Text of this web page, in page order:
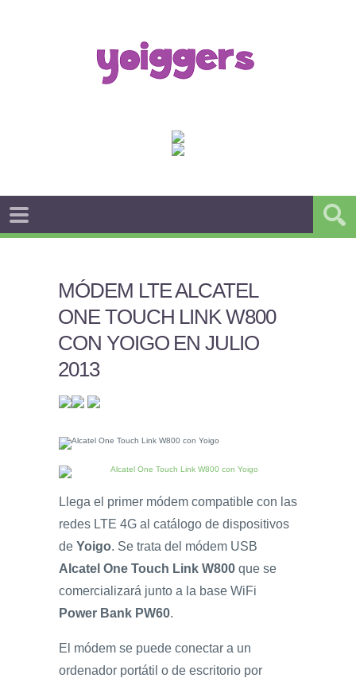
MÓDEM LTE ALCATEL
ONE TOUCH LINK W800
CON YOIGO EN JULIO
2013
Llega el primer módem compatible con las
redes LTE 4G al catálogo de dispositivos
de Yoigo. Se trata del módem USB
Alcatel One Touch Link W800 que se
comercializará junto a la base WiFi
Power Bank PW60.
El módem se puede conectar a un
ordenador portátil o de escritorio por